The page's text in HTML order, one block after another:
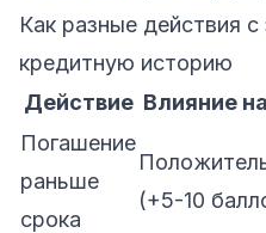
Как разные действия
кредитную историю
Действие Влияние
Погашение
раньше
срока
(+5-10